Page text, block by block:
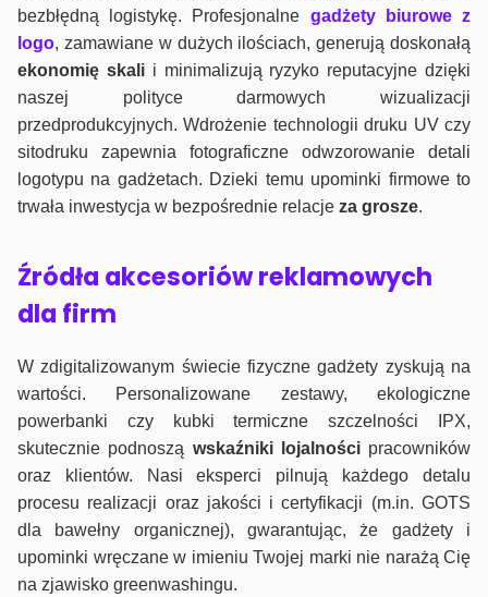
bezbłędną logistykę. Profesjonalne gadżety biurowe z
logo, zamawiane w dużych ilościach, generują doskonałą
ekonomię skalii minimalizują ryzyko reputacyjne dzięki
naszej polityce darmowych wizualizacji
przedprodukcyjnych. Wdrożenie technologii druku UV czy
sitodruku zapewnia fotograficzne odwzorowanie detali
logotypu na gadżetach. Dzieki temu upominki firmowe to
trwała inwestycja w bezpośrednie relacje za grosze.
Źródła akcesoriów reklamowych
dla firm
W zdigitalizowanym świecie fizyczne gadżety zyskują na
wartości. Personalizowane zestawy, ekologiczne
powerbanki czy kubki termiczne szczelności IPX,
skutecznie podnoszą wskaźniki lojalnościpracowników
oraz klientów. Nasi eksperci pilnują każdego detalu
procesu realizacji oraz jakości i certyfikacji (m.in. GOTS
dla bawełny organicznej), gwarantując, że gadżety i
upominki wręczane w imieniu Twojej marki nie narażą Cię
na zjawisko greenwashingu.